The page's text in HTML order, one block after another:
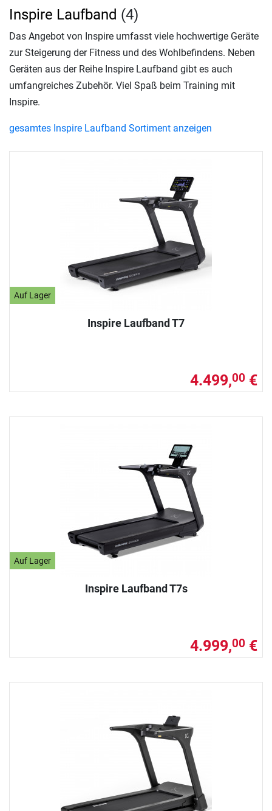
Auf Lager
Inspire Laufband T7
4.499,00 €
Auf Lager
Inspire Laufband T7s
4.999,00 €
Inspire Laufband (4)
Das Angebot von Inspire umfasst viele hochwertige Geräte
zur Steigerung der Fitness und des Wohlbefindens. Neben
Geräten aus der Reihe Inspire Laufband gibt es auch
umfangreiches Zubehör. Viel Spaß beim Training mit
Inspire.
gesamtes Inspire Laufband Sortiment anzeigen